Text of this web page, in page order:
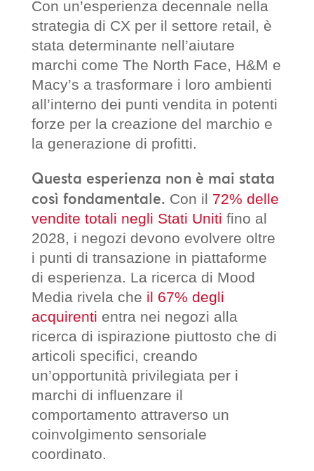
Con un’esperienza decennale nella
strategia di CX per il settore retail, è
stata determinante nell’aiutare
marchi come The North Face, H&M e
Macy’s a trasformare i loro ambienti
all’interno dei punti vendita in potenti
forze per la creazione del marchio e
la generazione di profitti.
Questa esperienza non è mai stata
così fondamentale. Con il 72% delle
vendite totali negli Stati Uniti fino al
2028, i negozi devono evolvere oltre
i punti di transazione in piattaforme
di esperienza. La ricerca di Mood
Media rivela che il 67% degli
acquirenti entra nei negozi alla
ricerca di ispirazione piuttosto che di
articoli specifici, creando
un’opportunità privilegiata per i
marchi di influenzare il
comportamento attraverso un
coinvolgimento sensoriale
coordinato.